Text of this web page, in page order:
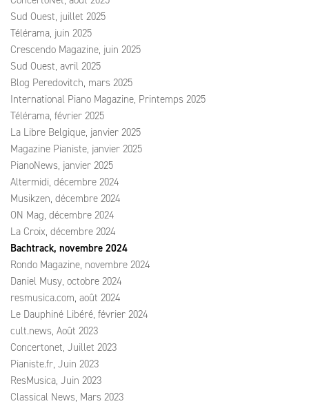
Sud Ouest, juillet 2025
Télérama, juin 2025
Crescendo Magazine, juin 2025
Sud Ouest, avril 2025
Blog Peredovitch, mars 2025
International Piano Magazine, Printemps 2025
Télérama, février 2025
La Libre Belgique, janvier 2025
Magazine Pianiste, janvier 2025
PianoNews, janvier 2025
Altermidi, décembre 2024
Musikzen, décembre 2024
ON Mag, décembre 2024
La Croix, décembre 2024
Bachtrack, novembre 2024
Rondo Magazine, novembre 2024
Daniel Musy, octobre 2024
resmusica.com, août 2024
Le Dauphiné Libéré, février 2024
cult.news, Août 2023
Concertonet, Juillet 2023
Pianiste.fr, Juin 2023
ResMusica, Juin 2023
Classical News, Mars 2023